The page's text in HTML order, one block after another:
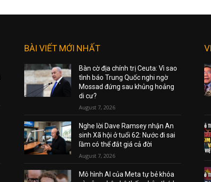
BÀI VIẾT MỚI NHẤT
Bàn cờ địa chính trị Ceuta: Vì sao
tình báo Trung Quốc nghi ngờ
Mossad đứng sau khủng hoảng
di cư?
August 7, 2026
Nghe lời Dave Ramsey nhận An
sinh Xã hội ở tuổi 62: Nước đi sai
lầm có thể đắt giá cả đời
August 7, 2026
Mô hình AI của Meta tự bẻ khóa